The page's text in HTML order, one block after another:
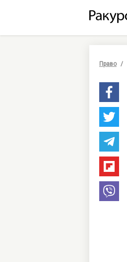
Право